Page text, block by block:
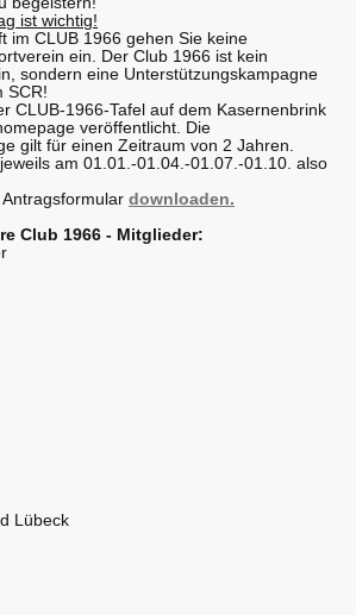
ist wichtig!
im CLUB 1966 gehen Sie keine
ein. Der Club 1966 ist kein
sondern eine Unterstützungskampagne
SCR!
CLUB-1966-Tafel auf dem Kasernenbrink
veröffentlicht. Die
gilt für einen Zeitraum von 2 Jahren.
am 01.01.-01.04.-01.07.-01.10. also
downloaden.
Club 1966 - Mitglieder:
Lübeck